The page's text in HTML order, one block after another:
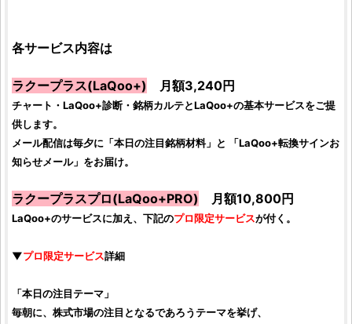
各サービス内容は
ラクープラス(LaQoo+) 月額3,240円
チャート・LaQoo+診断・銘柄カルテとLaQoo+の基本サービスをご提
供します。
メール配信は毎夕に「本日の注目銘柄材料」と 「LaQoo+転換サインお
知らせメール」をお届け。
ラクープラスプロ(LaQoo+PRO) 月額10,800円
LaQoo+のサービスに加え、下記のプロ限定サービスが付く。
▼プロ限定サービス詳細
「本日の注目テーマ」
毎朝に、株式市場の注目となるであろうテーマを挙げ、